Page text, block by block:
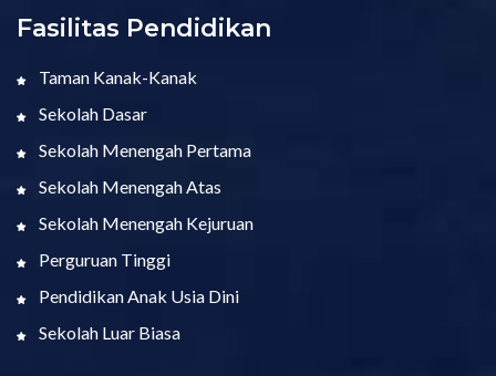
Fasilitas Pendidikan
Taman Kanak-Kanak
Sekolah Dasar
Sekolah Menengah Pertama
Sekolah Menengah Atas
Sekolah Menengah Kejuruan
Perguruan Tinggi
Pendidikan Anak Usia Dini
Sekolah Luar Biasa